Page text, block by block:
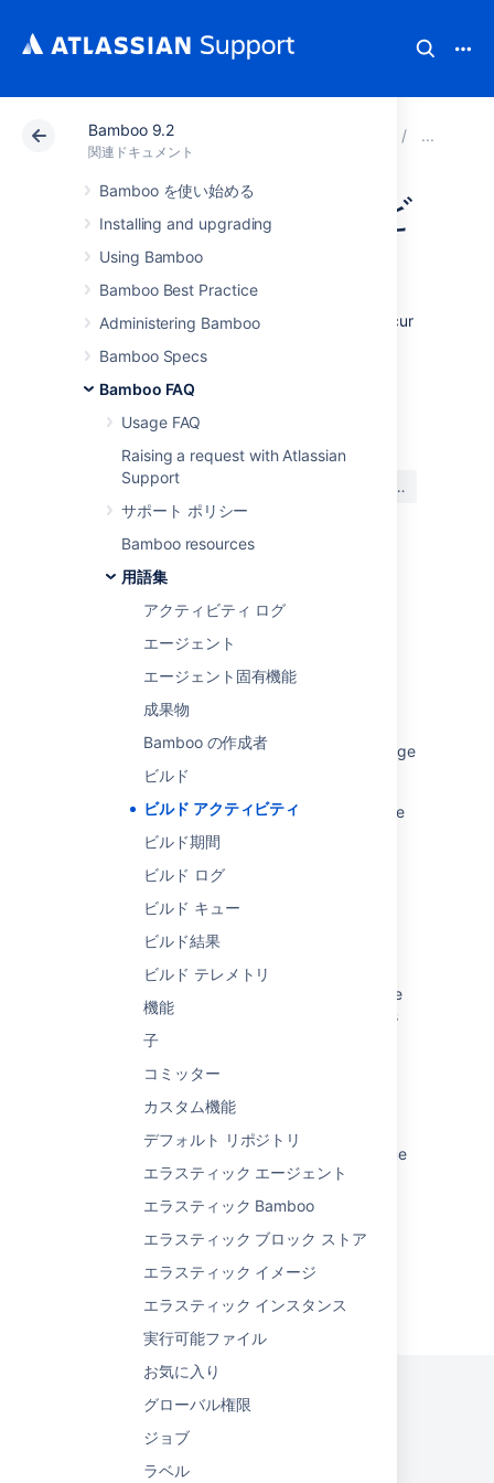
Bamboo 9.2
関連ドキュメント
Bamboo を使い始める
Installing and upgrading
Using Bamboo
Bamboo Best Practice
Administering Bamboo
Bamboo Specs
Bamboo FAQ
Usage FAQ
Raising a request with Atlassian
Support
サポート ポリシー
Bamboo resources
用語集
アクティビティ ログ
エージェント
エージェント固有機能
成果物
Bamboo の作成者
ビルド
ビルド アクティビティ
ビルド期間
ビルド ログ
ビルド キュー
ビルド結果
ビルド テレメトリ
機能
子
コミッター
カスタム機能
デフォルト リポジトリ
エラスティック エージェント
エラスティック Bamboo
エラスティック ブロック ストア
エラスティック イメージ
エラスティック インスタンス
実行可能ファイル
お気に入り
グローバル権限
ジョブ
ラベル
アトラシアン サポート Bamboo
ビルド アクティビ
ティ
Build activityis the number of builds that occur
この内容はお役に立ちました
いいえ
関連コンテンツ
Build activity dashboard does not display an
overview of the agents for non-admin user
permissions to the deployment
Build activity page hangs where there are huge
no of builds in queue status in Bamboo
Pagination of the generateReport.action page
is not working correctly
Build plans queued for extended duration
inside Build activity dashboard
Activity streams
Queue section in Build Activity dashboard are
shown as empty for non-system admin users
What are the different types of activity on a
work item?
Extending Jira activity streams
Activity Stream times out on Build Activity due
to slow query
Powered byConfluenceand Scroll Viewport
プライバシー ポリシー